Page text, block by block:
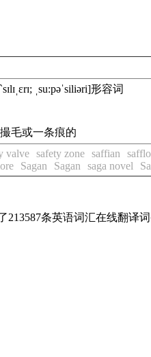
ˌsu:pəˈsiliəri]形容词
毛或一条痕的
valve safety zone saffian
Sagan Sagan saga novel
213587条英语词汇在线翻译